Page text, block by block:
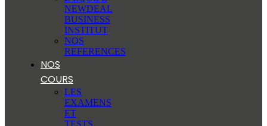
NEWDEAL
BUSINESS
INSTITUT
NOS
REFERENCES
NOS
COURS
LES
EXAMENS
ET